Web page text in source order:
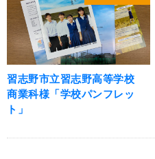
習志野市立習志野高等学校
商業科様「学校パンフレッ
ト」